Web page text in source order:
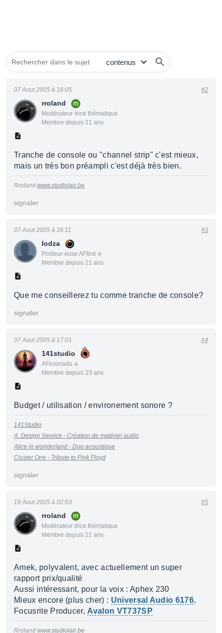
rroland
Modérateur·trice thématique
Membre depuis 21 ans
07 Aout 2005 à 16:05 #2
Tranche de console ou "channel strip" c'est mieux,
mais un très bon préampli c'est déjà très bien.
Rroland www.studiolair.be
signaler
lodza
Posteur·euse AFfiné·e
Membre depuis 21 ans
07 Aout 2005 à 16:11 #3
Que me conseillerez tu comme tranche de console?
signaler
141studio
AFicionado·a
Membre depuis 23 ans
07 Aout 2005 à 17:01 #4
Budget / utilisation / environement sonore ?
141Studio
A. Design Service - Création de matériel audio
Alice in wonderland - Duo acoustique
Cluster One - Tribute to Pink Floyd
signaler
rroland
Modérateur·trice thématique
Membre depuis 21 ans
19 Aout 2005 à 02:03 #5
Amek, polyvalent, avec actuellement un super
rapport prix/qualité
Aussi intéressant, pour la voix : Aphex 230
Mieux encore (plus cher) : Universal Audio 6176,
Focusrite Producer, Avalon VT737SP
Rroland www.studiolair.be